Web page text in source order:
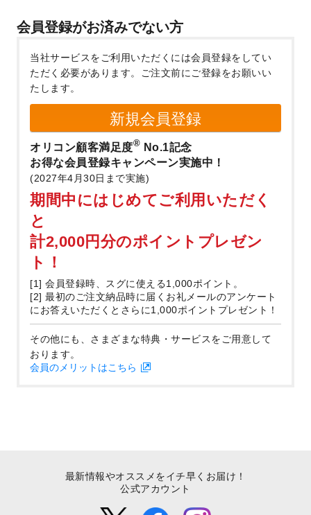
会員登録がお済みでない方
当社サービスをご利用いただくには会員登録をしてい
ただく必要があります。
ご注文前にご登録をお願いい
たします。
新規会員登録
オリコン顧客満足度® No.1記念
お得な会員登録キャンペーン実施中！
(2027年4月30日まで実施)
期間中にはじめてご利用いただく
と
計2,000円分のポイントプレゼン
ト！
[1] 会員登録時、スグに使える1,000ポイント。
[2] 最初のご注文納品時に届くお礼メールのアンケート
にお答えいただくとさらに1,000ポイントプレゼント！
その他にも、さまざまな特典・サービスをご用意して
おります。
会員のメリットはこちら
最新情報やオススメをイチ早くお届け！
公式アカウント